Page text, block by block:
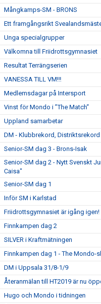
Mångkamps-SM - BRONS
Ett framgångsrikt
Unga specialgrupper
Välkomna till Friidrottsgymnasiet
Resultat Terrängserien
VANESSA TILL VM!!!
Medlemsdagar på Intersport
Vinst för Mondo i ”The Match”
Uppland samarbetar
DM - Klubbrekord,
Senior-SM dag 3 - Brons-Isak
Senior-SM dag 2 - Nytt Svenskt
Caisa"
Senior-SM dag 1
Inför SM i Karlstad
Friidrottsgymnasiet är igång igen!
Finnkampen dag 2
SILVER i Kraftmätningen
Finnkampen dag 1 - The Mondo-
DM i Uppsala 31/8-1/9
Återanmälan till HT2019 är nu
Hugo och Mondo i tidningen